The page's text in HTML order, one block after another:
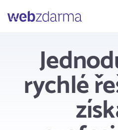
Webzdarma
rychlé